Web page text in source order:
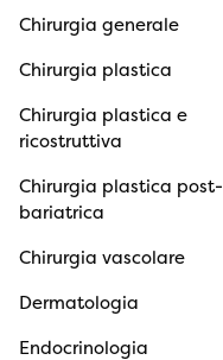
Chirurgia generale
Chirurgia plastica
Chirurgia plastica e
ricostruttiva
Chirurgia plastica post-
bariatrica
Chirurgia vascolare
Dermatologia
Endocrinologia